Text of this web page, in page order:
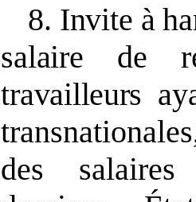
8. Invite à
salaire de
travailleurs
des